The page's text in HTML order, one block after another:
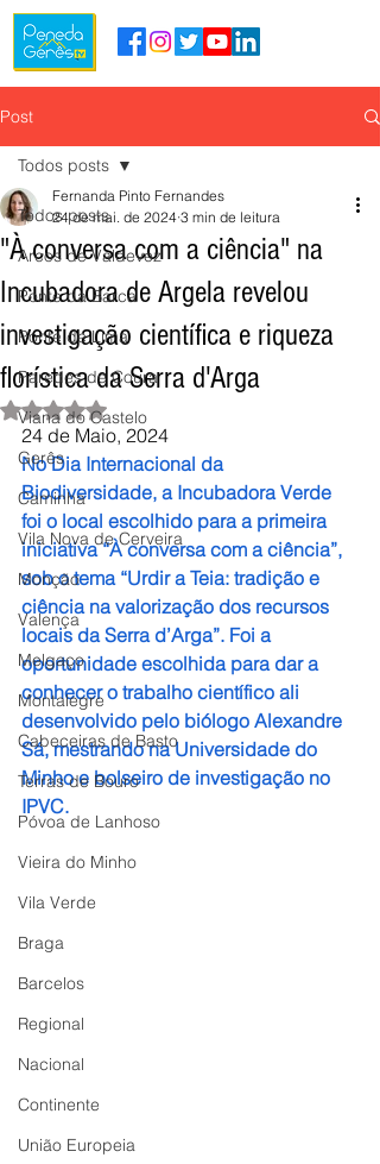
Post
Todos posts
Arcos de Valdevez
Ponte da Barca
Ponte de Lima
Paredes de Coura
Viana do Castelo
Gerês
Caminha
Vila Nova de Cerveira
Monção
Valença
Melgaço
Montalegre
Cabeceiras de Basto
Terras de Bouro
Póvoa de Lanhoso
Vieira do Minho
Vila Verde
Braga
Barcelos
Regional
Nacional
Continente
União Europeia
Todos posts
"À conversa com a ciência" na
Incubadora de Argela revelou
investigação científica e riqueza
florística da Serra d'Arga
Fernanda Pinto Fernandes
24 de mai. de 2024 3 min de leitura
Avaliado com NaN de 5 estrelas.
24 de Maio, 2024
No Dia Internacional da
Biodiversidade, a Incubadora Verde
foi o local escolhido para a primeira
iniciativa “À conversa com a ciência”,
sob o tema “Urdir a Teia: tradição e
ciência na valorização dos recursos
locais da Serra d’Arga”. Foi a
oportunidade escolhida para dar a
conhecer o trabalho científico ali
desenvolvido pelo biólogo Alexandre
Sá, mestrando na Universidade do
Minho e bolseiro de investigação no
IPVC.